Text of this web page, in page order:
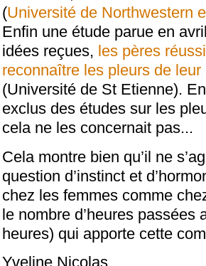
(Université de Northwestern
Enfin une étude parue en
idées reçues, les pères
reconnaître les pleurs de
(Université de St Etienne).
exclus des études sur les
cela ne les concernait pas...
Cela montre bien qu’il ne
question d’instinct et
chez les femmes comme
le nombre d’heures
heures) qui apporte cette
Yveline Nicolas